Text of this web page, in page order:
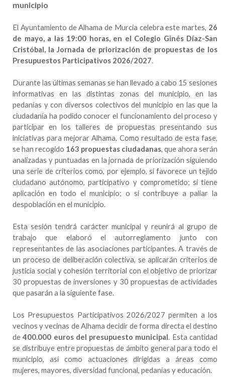
municipio
El Ayuntamiento de Alhama de Murcia celebra este martes, 26
de mayo, a las 19:00 horas, en el Colegio Ginés Díaz-San
Cristóbal, la Jornada de priorización de propuestas de los
Presupuestos Participativos 2026/2027.
Durante las últimas semanas se han llevado a cabo 15 sesiones
informativas en las distintas zonas del municipio, en las
pedanías y con diversos colectivos del municipio en las que la
ciudadanía ha podido conocer el funcionamiento del proceso y
participar en los talleres de propuestas presentando sus
iniciativas para mejorar Alhama. Como resultado de esta fase,
se han recogido 163 propuestas ciudadanas, que ahora serán
analizadas y puntuadas en la jornada de priorización siguiendo
una serie de criterios como, por ejemplo, si favorece un tejido
ciudadano autónomo, participativo y comprometido; si tiene
aplicación en todo el municipio; o si contribuye a paliar la
despoblación en el municipio.
Esta sesión tendrá carácter municipal y reunirá al grupo de
trabajo que elaboró el autorreglamento junto con
representantes de las asociaciones participantes. A través de
un proceso de deliberación colectiva, se aplicarán criterios de
justicia social y cohesión territorial con el objetivo de priorizar
30 propuestas de inversiones y 30 propuestas de actividades
que pasarán a la siguiente fase.
Los Presupuestos Participativos 2026/2027 permiten a los
vecinos y vecinas de Alhama decidir de forma directa el destino
de400.000 euros del presupuesto municipal. Esta cantidad
se distribuye entre propuestas de ámbito general para todo el
municipio, así como actuaciones dirigidas a áreas como
mujeres, mayores, diversidad funcional, pedanías y educación.